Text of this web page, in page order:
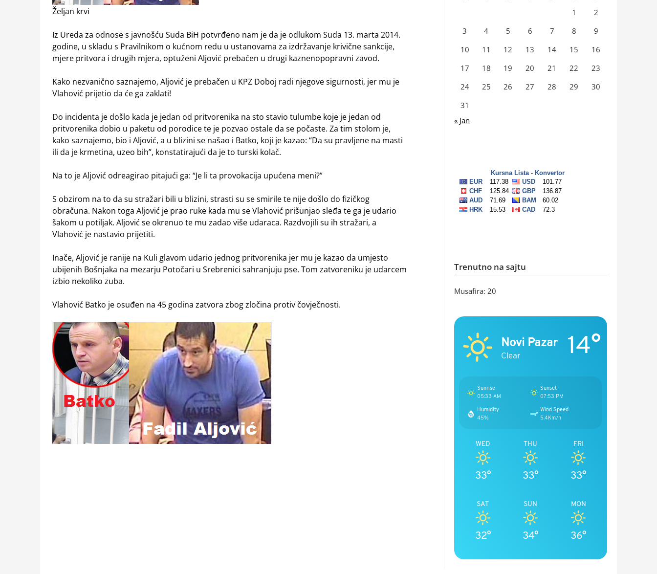
Željan krvi
Iz Ureda za odnose s javnošću Suda BiH potvrđeno nam je da je odlukom Suda 13. marta 2014.
godine, u skladu s Pravilnikom o kućnom redu u ustanovama za izdržavanje krivične sankcije,
mjere pritvora i drugih mjera, optuženi Aljović prebačen u drugi kaznenopopravni zavod.
Kako nezvanično saznajemo, Aljović je prebačen u KPZ Doboj radi njegove sigurnosti, jer mu je
Vlahović prijetio da će ga zaklati!
Do incidenta je došlo kada je jedan od pritvorenika na sto stavio tulumbe koje je jedan od
pritvorenika dobio u paketu od porodice te je pozvao ostale da se počaste. Za tim stolom je,
kako saznajemo, bio i Aljović, a u blizini se našao i Batko, koji je kazao: “Da su pravljene na masti
ili da je krmetina, uzeo bih”, konstatirajući da je to turski kolač.
Na to je Aljović odreagirao pitajući ga: “Je li ta provokacija upućena meni?”
S obzirom na to da su stražari bili u blizini, strasti su se smirile te nije došlo do fizičkog
obračuna. Nakon toga Aljović je prao ruke kada mu se Vlahović prišunjao sleđa te ga je udario
šakom u potiljak. Aljović se okrenuo te mu zadao više udaraca. Razdvojili su ih stražari, a
Vlahović je nastavio prijetiti.
Inače, Aljović je ranije na Kuli glavom udario jednog pritvorenika jer mu je kazao da umjesto
ubijenih Bošnjaka na mezarju Potočari u Srebrenici sahranjuju pse. Tom zatvoreniku je udarcem
izbio nekoliko zuba.
Vlahović Batko je osuđen na 45 godina zatvora zbog zločina protiv čovječnosti.
1
2
3
4 5 6 7 8
9
10
11 12 13 14 15
16
17
18 19 20 21 22
23
24
25 26 27 28 29
30
31
« Jan
Trenutno na sajtu
Musafira: 20
Novi Pazar
Clear 14°
Sunrise
05:33 AM
Sunset
07:53 PM
Humidity
45%
Wind Speed
5.4Km/h
WED
33°
THU
33°
FRI
33°
SAT
32°
SUN
34°
MON
36°